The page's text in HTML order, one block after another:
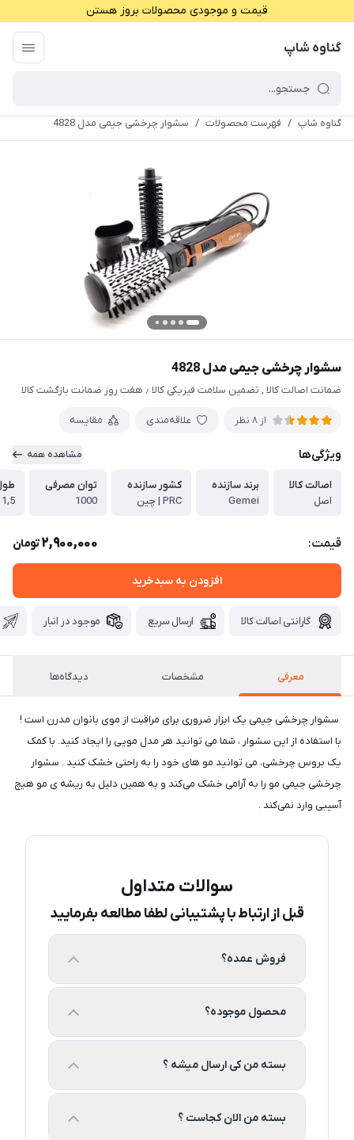
قیمت و موجودی محصولات بروز هستن
گناوه شاپ
گناوه شاپ / فهرست محصولات / سشوار چرخشی جیمی مدل 4828
سشوار چرخشی جیمی مدل 4828
ضمانت اصالت کالا , تضمین سلامت فیزیکی کالا ٫ هفت روز ضمانت بازگشت کالا
از 8 نظر علاقه‌مندی مقایسه
ویژگی‌ها مشاهده همه
اصالت کالا
اصل
برند سازنده
Gemei
کشور سازنده
PRC | چین
توان مصرفی
1000
1,5 متر
قیمت: 2,900,000تومان
افزودن به سبدخرید
گارانتی اصالت کالا ارسال سریع موجود در انبار
معرفی مشخصات دیدگاه‌ها
​​​​ سشوار چرخشی جیمی یک ابزار ضروری برای مراقبت از موی بانوان مدرن است !
با استفاده از این سشوار ، شما می توانید هر مدل مویی را ایجاد کنید. با کمک
یک بروس چرخشی، می توانید مو های خود را به راحتی خشک کنید . سشوار
چرخشی جیمی مو را به آرامی خشک می‌کند و به همین دلیل به ریشه ی مو هیچ
آسیبی وارد نمی‌کند .
سوالات متداول
قبل از ارتباط با پشتیبانی لطفا مطالعه بفرمایید
فروش عمده؟
محصول موجوده؟
بسته من کی ارسال میشه ؟
بسته من الان کجاست ؟